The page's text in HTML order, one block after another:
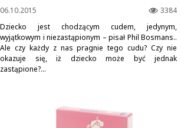
3384
06.10.2015
Dziecko jest chodzącym cudem, jedynym,
wyjątkowym i niezastąpionym – pisał Phil Bosmans..
Ale czy każdy z nas pragnie tego cudu? Czy nie
okazuje się, iż dziecko może być jednak
zastąpione?...